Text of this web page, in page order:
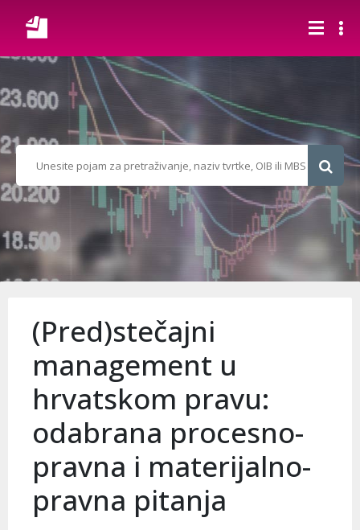
(Pred)stečajni
management u
hrvatskom pravu:
odabrana procesno-
pravna i materijalno-
pravna pitanja